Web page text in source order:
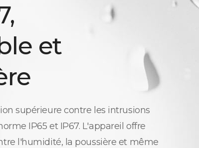
et
supérieure contre les intrusions
IP65 et IP67. L'appareil offre
l'humidité, la poussière et même